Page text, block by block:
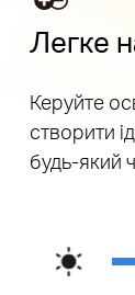
Легке
Керуйте
створити
будь-який